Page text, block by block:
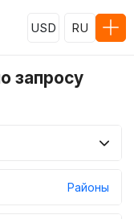
USD RU
запросу
Районы